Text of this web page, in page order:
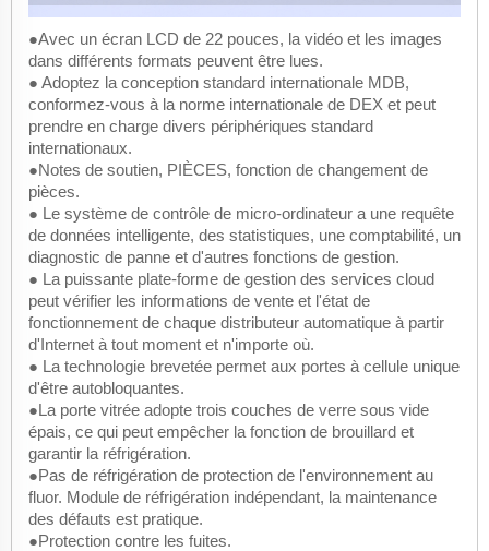
●Avec un écran LCD de 22 pouces, la vidéo et les images
dans différents formats peuvent être lues.
● Adoptez la conception standard internationale MDB,
conformez-vous à la norme internationale de DEX et peut
prendre en charge divers périphériques standard
internationaux.
●Notes de soutien, PIÈCES, fonction de changement de
pièces.
● Le système de contrôle de micro-ordinateur a une requête
de données intelligente, des statistiques, une comptabilité, un
diagnostic de panne et d'autres fonctions de gestion.
● La puissante plate-forme de gestion des services cloud
peut vérifier les informations de vente et l'état de
fonctionnement de chaque distributeur automatique à partir
d'Internet à tout moment et n'importe où.
● La technologie brevetée permet aux portes à cellule unique
d'être autobloquantes.
●La porte vitrée adopte trois couches de verre sous vide
épais, ce qui peut empêcher la fonction de brouillard et
garantir la réfrigération.
●Pas de réfrigération de protection de l'environnement au
fluor. Module de réfrigération indépendant, la maintenance
des défauts est pratique.
●Protection contre les fuites.